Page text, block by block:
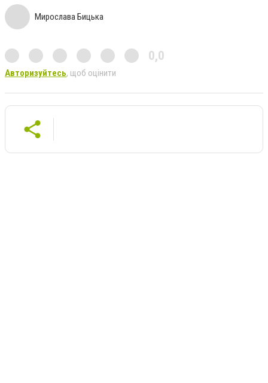
Мирослава Бицька
0,0
Авторизуйтесь, щоб оцінити